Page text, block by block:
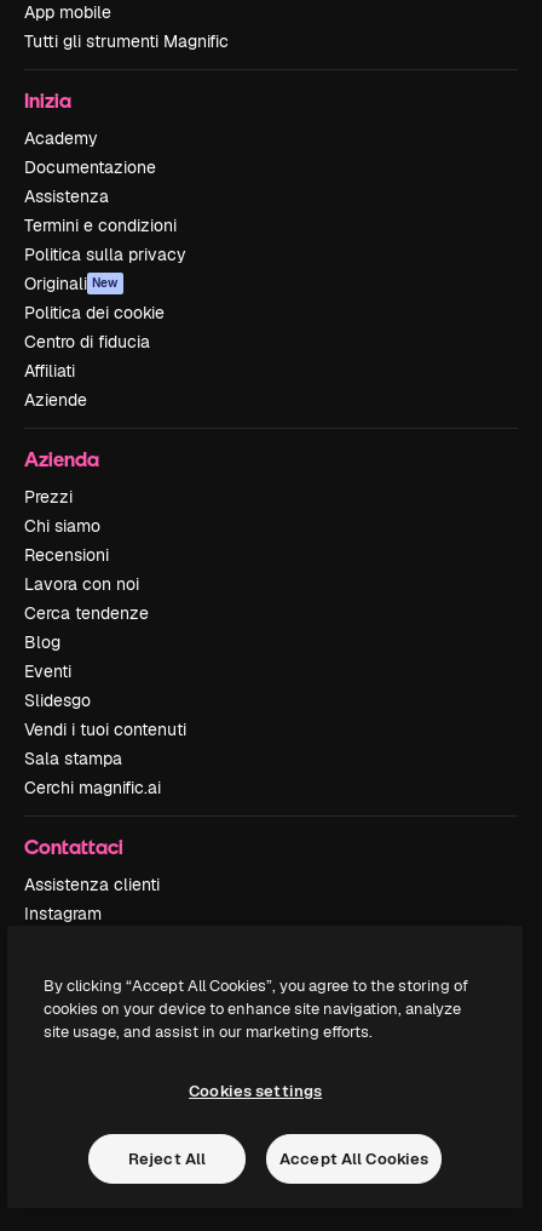
App mobile
Tutti gli strumenti Magnific
Inizia
Academy
Documentazione
Assistenza
Termini e condizioni
Politica sulla privacy
Originali New
Politica dei cookie
Centro di fiducia
Affiliati
Aziende
Azienda
Prezzi
Chi siamo
Recensioni
Lavora con noi
Cerca tendenze
Blog
Eventi
Slidesgo
Vendi i tuoi contenuti
Sala stampa
Cerchi magnific.ai
Contattaci
Assistenza clienti
Instagram
TikTok
Discord
Copyright © 2010- Freepik Company S.L.U. Tutti i diritti riservati
By clicking “Accept All Cookies”, you agree to the storing of
cookies on your device to enhance site navigation, analyze
site usage, and assist in our marketing efforts.
Cookies settings
Reject All Accept All Cookies